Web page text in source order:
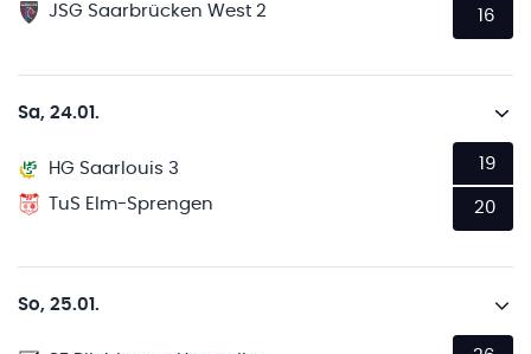
JSG Saarbrücken West 2
16
Sa, 24.01.
HG Saarlouis 3
TuS Elm-Sprengen
19
20
So, 25.01.